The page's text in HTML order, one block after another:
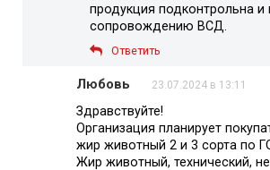
продукция подконтрольна
сопровождению ВСД.
Ответить
Любовь 23.07.2024 в 13:11
Здравствуйте!
Организация планирует
жир животный 2 и 3 сорта по
Жир животный, технический,